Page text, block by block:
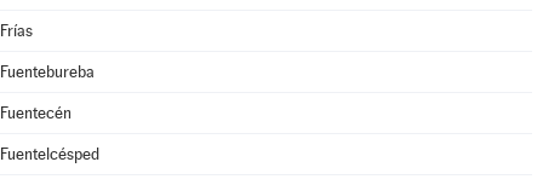
Frías
Fuentebureba
Fuentecén
Fuentelcésped